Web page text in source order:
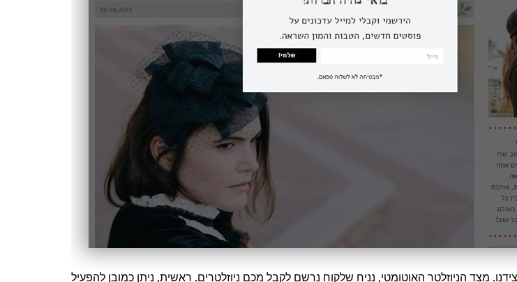
מצד הניוזלטר האוטומטי, נניח שלקוח נרשם לקבל מכם ניוזלטרים. ראשית, ניתן כמובן להפעיל